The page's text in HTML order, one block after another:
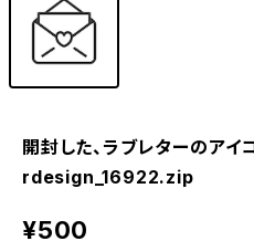
開封した、ラブレターのアイ
rdesign_16922.zip
¥500